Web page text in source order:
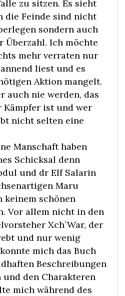
zu sitzen. Es sieht
die Feinde sind nicht
sondern auch
Überzahl. Ich möchte
mehr verraten nur
liest und es
Aktion mangelt.
auch nie werden, das
ist und wer
nicht selten eine
Manschaft haben
Schicksal denn
und dr Elf Salarin
Maru
keinem schönen
Vor allem nicht in den
Xch`War, der
und nur wenig
mich das Buch
Beschreibungen
den Charakteren
mich während des